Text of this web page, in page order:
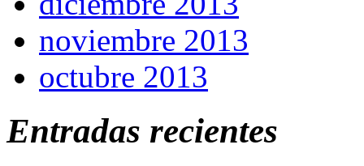
noviembre 2013
octubre 2013
Entradas recientes